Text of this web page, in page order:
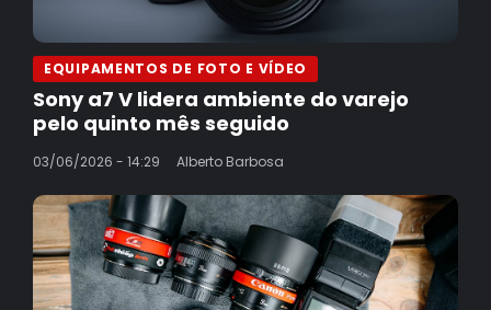
EQUIPAMENTOS DE FOTO E VÍDEO
Sony a7 V lidera ambiente do varejo
pelo quinto mês seguido
03/06/2026 - 14:29 Alberto Barbosa